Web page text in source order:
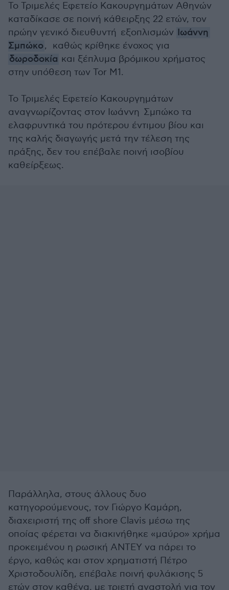
Το Τριμελές Εφετείο Κακουργημάτων Αθηνών
καταδίκασε σε ποινή κάθειρξης 22 ετών, τον
πρώην γενικό διευθυντή εξοπλισμών Ιωάννη
Σμπώκο, καθώς κρίθηκε ένοχος για
δωροδοκία και ξέπλυμα βρόμικου χρήματος
στην υπόθεση των Tor M1.
Το Τριμελές Εφετείο Κακουργημάτων
αναγνωρίζοντας στον Ιωάννη Σμπώκο τα
ελαφρυντικά του πρότερου έντιμου βίου και
της καλής διαγωγής μετά την τέλεση της
πράξης, δεν του επέβαλε ποινή ισοβίου
καθείρξεως.
Παράλληλα, στους άλλους δυο
κατηγορούμενους, τον Γιώργο Καμάρη,
διαχειριστή της off shore Clavis μέσω της
οποίας φέρεται να διακινήθηκε «μαύρο» χρήμα
προκειμένου η ρωσική ANTEY να πάρει το
έργο, καθώς και στον χρηματιστή Πέτρο
Χριστοδουλίδη, επέβαλε ποινή φυλάκισης 5
ετών στον καθένα, με τριετή αναστολή για τον